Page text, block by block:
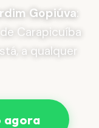
Gopiúva:
Carapicuíba
a qualquer
agora